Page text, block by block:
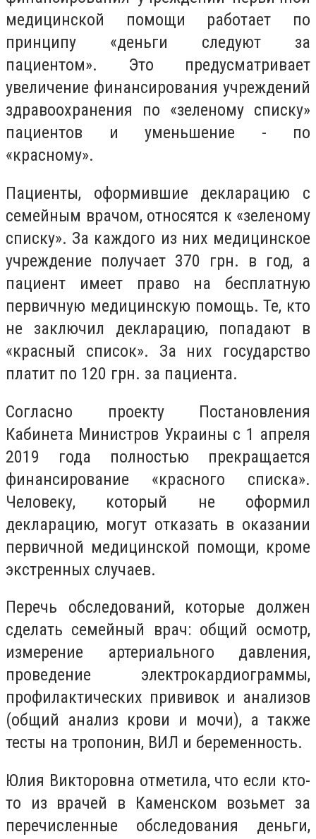
медицинской помощи работает по
принципу «деньги следуют за
пациентом». Это предусматривает
увеличение финансирования учреждений
здравоохранения по «зеленому списку»
пациентов и уменьшение - по
«красному».
Пациенты, оформившие декларацию с
семейным врачом, относятся к «зеленому
списку». За каждого из них медицинское
учреждение получает 370 грн. в год, а
пациент имеет право на бесплатную
первичную медицинскую помощь. Те, кто
не заключил декларацию, попадают в
«красный список». За них государство
платит по 120 грн. за пациента.
Согласно проекту Постановления
Кабинета Министров Украины с 1 апреля
2019 года полностью прекращается
финансирование «красного списка».
Человеку, который не оформил
декларацию, могут отказать в оказании
первичной медицинской помощи, кроме
экстренных случаев.
Перечь обследований, которые должен
сделать семейный врач: общий осмотр,
измерение артериального давления,
проведение электрокардиограммы,
профилактических прививок и анализов
(общий анализ крови и мочи), а также
тесты на тропонин, ВИЛ и беременность.
Юлия Викторовна отметила, что если кто-
то из врачей в Каменском возьмет за
перечисленные обследования деньги,